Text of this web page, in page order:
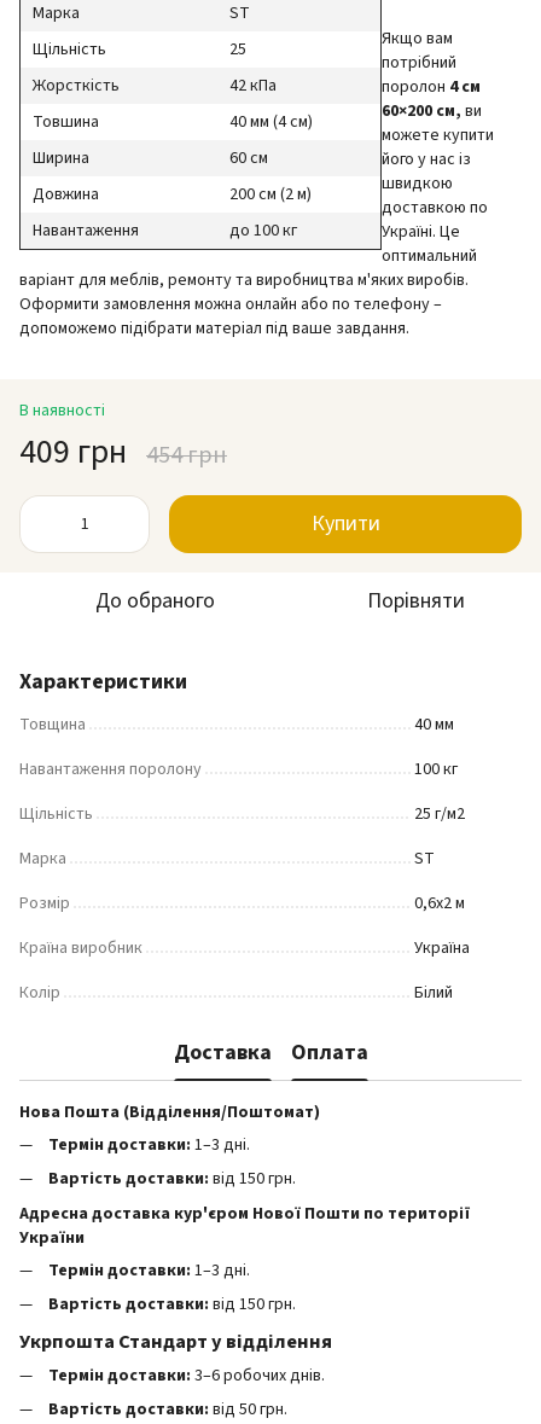
Марка
ST
Щільність
25
Жорсткість
42 кПа
Товшина
40 мм (4 см)
Ширина
60 см
Довжина
200 см (2 м)
Навантаження
до 100 кг
Якщо вам
потрібний
поролон 4 см
60×200 см, ви
можете купити
його у нас із
швидкою
доставкою по
Україні. Це
оптимальний
варіант для меблів, ремонту та виробництва м'яких виробів.
Оформити замовлення можна онлайн або по телефону –
допоможемо підібрати матеріал під ваше завдання.
В наявності
409 грн 454 грн
Купити
До обраного Порівняти
Характеристики
Товщина
40 мм
Навантаження поролону
100 кг
Щільність
25 г/м2
Марка
ST
Розмір
0,6х2 м
Країна виробник
Україна
Колір
Білий
Доставка Оплата
Нова Пошта (Відділення/Поштомат)
Термін доставки: 1–3 дні.
Вартість доставки: від 150 грн.
Адресна доставка кур'єром Нової Пошти по території
України
Термін доставки: 1–3 дні.
Вартість доставки: від 150 грн.
Укрпошта Стандарт у відділення
Термін доставки: 3–6 робочих днів.
Вартість доставки: від 50 грн.